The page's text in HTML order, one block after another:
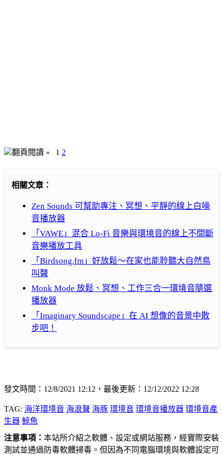
翻頁閱讀 » 1 2
相關文章：
Zen Sounds 可幫助專注、冥想、平靜的線上白噪
音播放器
「VAWE」混合 Lo-Fi 音樂與環境音的線上不間斷
音樂播放工具
「Birdsong.fm」好放鬆～在家也能聆聽大自然鳥
叫聲
Monk Mode 放鬆、冥想、工作三合一環境音隨選
播放器
「Imaginary Soundscape」在 AI 想像的音景中散
步吧！
發文時間：12/8/2021 12:12，最後更新：12/12/2022 12:28
TAG: 海洋環境音 海浪聲 海豚 環境音 環境音播放器 環境音產
生器 鯨魚
注意事項： 本站所介紹之軟體、設定或網站服務，經實際安裝
測試並通過防毒軟體掃毒。但因為不同電腦環境與軟體設定可